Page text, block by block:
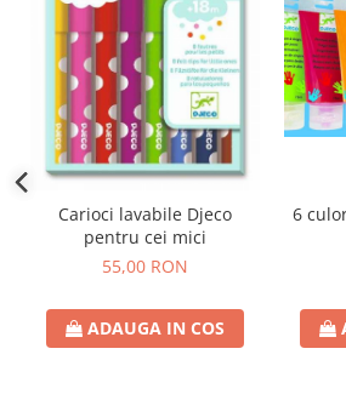
Carioci lavabile Djeco
pentru cei mici
55,00 RON
ADAUGA IN COS
6